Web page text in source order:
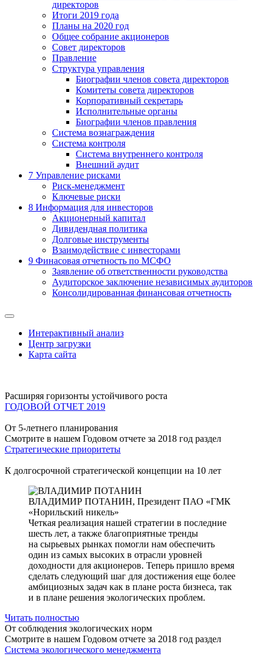
директоров
Итоги 2019 года
Планы на 2020 год
Общее собрание акционеров
Совет директоров
Правление
Структура управления
Биографии членов совета директоров
Комитеты совета директоров
Корпоративный секретарь
Исполнительные органы
Биографии членов правления
Система вознаграждения
Система контроля
Система внутреннего контроля
Внешний аудит
7 Управление рисками
Риск-менеджмент
Ключевые риски
8 Информация для инвесторов
Акционерный капитал
Дивидендная политика
Долговые инструменты
Взаимодействие с инвеcторами
9 Финасовая отчетность по МСФО
Заявление об ответственности руководства
Аудиторское заключение независимых аудиторов
Консолидированная финансовая отчетность
Интерактивный анализ
Центр загрузки
Карта сайта
Расширяя горизонты устойчивого роста
ГОДОВОЙ ОТЧЕТ 2019
От 5-летнего планирования
Смотрите в нашем Годовом отчете за 2018 год раздел
Стратегические приоритеты
К долгосрочной стратегической концепции на 10 лет
ВЛАДИМИР ПОТАНИН, Президент ПАО «ГМК
«Норильский никель»
Четкая реализация нашей стратегии в последние
шесть лет, а также благоприятные тренды
на сырьевых рынках помогли нам обеспечить
один из самых высоких в отрасли уровней
доходности для акционеров. Теперь пришло время
сделать следующий шаг для достижения еще более
амбициозных задач как в плане роста бизнеса, так
и в плане решения экологических проблем.
Читать полностью
От соблюдения экологических норм
Смотрите в нашем Годовом отчете за 2018 год раздел
Система экологического менеджмента